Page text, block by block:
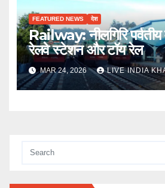
FEATURED NEWS देश
Railway: नीलगिरि
रेलवे स्टेशन और टॉय रेल
MAR 24, 2026 LIVE INDIA